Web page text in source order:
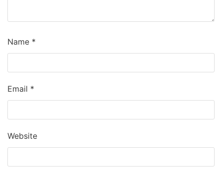
Name *
Email *
Website